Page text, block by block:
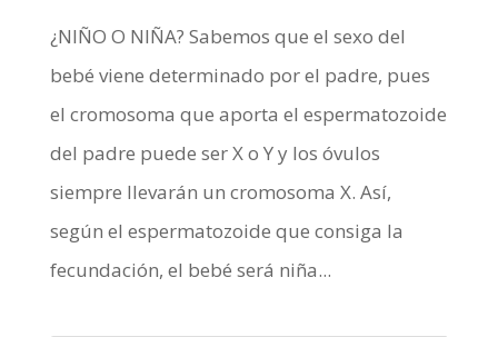
¿NIÑO O NIÑA? Sabemos que el sexo del
bebé viene determinado por el padre, pues
el cromosoma que aporta el espermatozoide
del padre puede ser X o Y y los óvulos
siempre llevarán un cromosoma X. Así,
según el espermatozoide que consiga la
fecundación, el bebé será niña...